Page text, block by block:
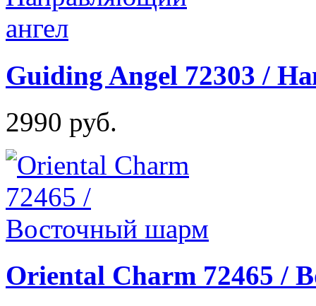
Guiding Angel 72303 /
2990 руб.
Oriental Charm 72465 /